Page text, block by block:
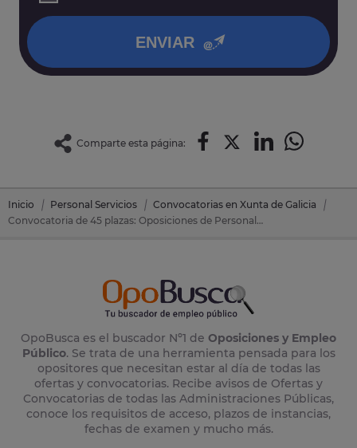
ENVIAR
Comparte esta página:
Inicio Personal Servicios
Convocatorias en Xunta de Galicia
Convocatoria de 45 plazas: Oposiciones de Personal Servicios en Xunta de Galicia
OpoBusca es el buscador Nº1 de Oposiciones y Empleo
Público. Se trata de una herramienta pensada para los
opositores que necesitan estar al día de todas las
ofertas y convocatorias. Recibe avisos de Ofertas y
Convocatorias de todas las Administraciones Públicas,
conoce los requisitos de acceso, plazos de instancias,
fechas de examen y mucho más.